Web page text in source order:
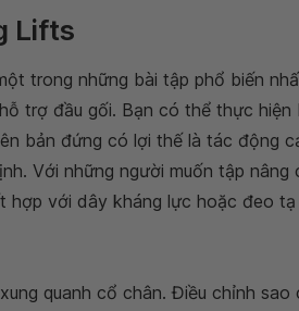
Lifts
trong những bài tập phổ biến
trợ đầu gối. Bạn có thể thực hiện
bản đứng có lợi thế là tác động
Với những người muốn tập nâng
hợp với dây kháng lực hoặc đeo
quanh cổ chân. Điều chỉnh